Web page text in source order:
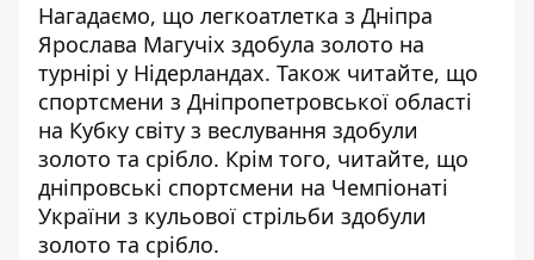
Нагадаємо, що легкоатлетка з Дніпра
Ярослава Магучіх здобула золото на
турнірі у Нідерландах. Також читайте, що
спортсмени з Дніпропетровської області
на Кубку світу з веслування здобули
золото та срібло. Крім того, читайте, що
дніпровські спортсмени на Чемпіонаті
України з кульової стрільби здобули
золото та срібло.